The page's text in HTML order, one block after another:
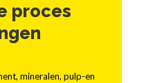
proces
mineralen, pulp-en